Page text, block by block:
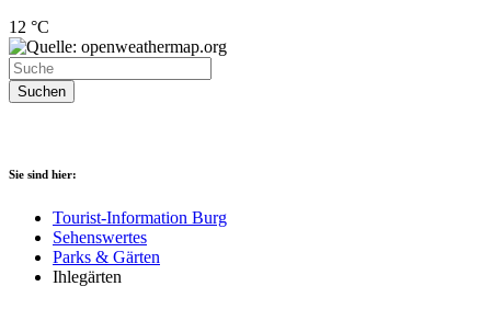
12 °C
Suchen
Sie sind hier:
Tourist-Information Burg
Sehenswertes
Parks & Gärten
Ihlegärten